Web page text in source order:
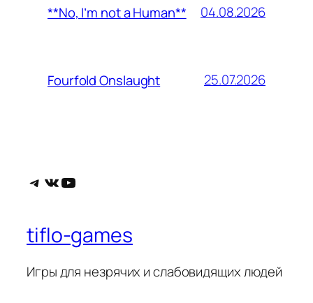
**No, I’m not a Human** 04.08.2026
Fourfold Onslaught 25.07.2026
Telegram
ВКонтакте
YouTube
tiflo-games
Игры для незрячих и слабовидящих людей